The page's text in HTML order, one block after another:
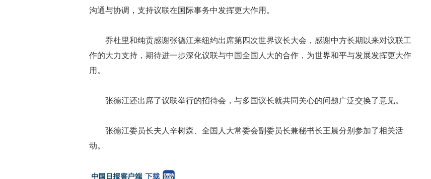
沟通与协调，支持议联在国际事务中发挥更大作用。
乔杜里和纯贡感谢张德江来纽约出席第四次世界议长大会，感谢中方长期以来对议联工
作的大力支持，期待进一步深化议联与中国全国人大的合作，为世界和平与发展发挥更大作
用。
张德江还出席了议联举行的招待会，与多国议长就共同关心的问题广泛交换了意见。
张德江委员长夫人辛树森、全国人大常委会副委员长兼秘书长王晨分别参加了相关活
动。